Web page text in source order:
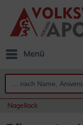
Menü
Nagellack